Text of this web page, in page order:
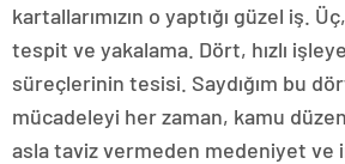
kartallarımızın o yaptığı güzel iş.
tespit ve yakalama. Dört, hızlı
süreçlerinin tesisi. Saydığım bu
mücadeleyi her zaman, kamu
asla taviz vermeden medeniyet ve